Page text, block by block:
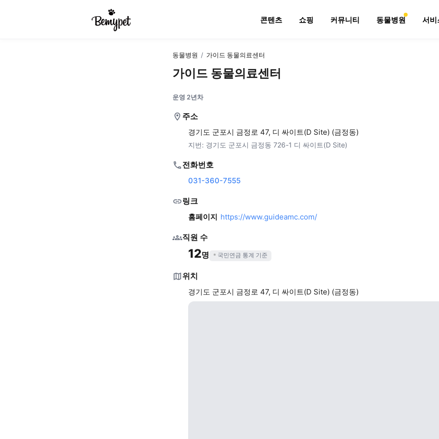
콘텐츠 쇼핑 커뮤니티 동물병원 서비
동물병원 / 가이드 동물의료센터
가이드 동물의료센터
운영 2년차
주소
경기도 군포시 금정로 47, 디 싸이트(D Site) (금정동)
지번: 경기도 군포시 금정동 726-1 디 싸이트(D Site)
전화번호
031-360-7555
링크
홈페이지 https://www.guideamc.com/
직원 수
12명 국민연금 통계 기준
위치
경기도 군포시 금정로 47, 디 싸이트(D Site) (금정동)